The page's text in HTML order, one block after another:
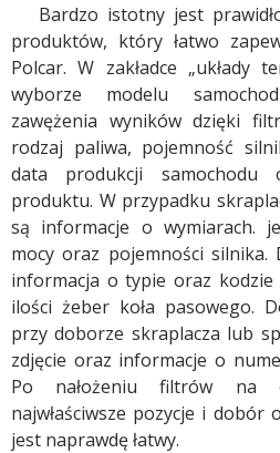
Bardzo istotny jest
produktów, który łatwo
Polcar. W zakładce „układy
wyborze modelu
zawężenia wyników dzięki
rodzaj paliwa, pojemność
data produkcji samochodu
produktu. W przypadku
są informacje o wymiarach.
mocy oraz pojemności silnika.
informacja o typie oraz
ilości żeber koła pasowego.
przy doborze skraplacza lub
zdjęcie oraz informacje o
Po nałożeniu filtrów na
najwłaściwsze pozycje i
jest naprawdę łatwy.